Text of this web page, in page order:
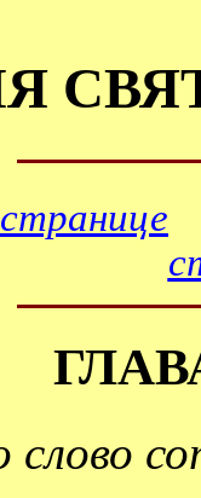
слово